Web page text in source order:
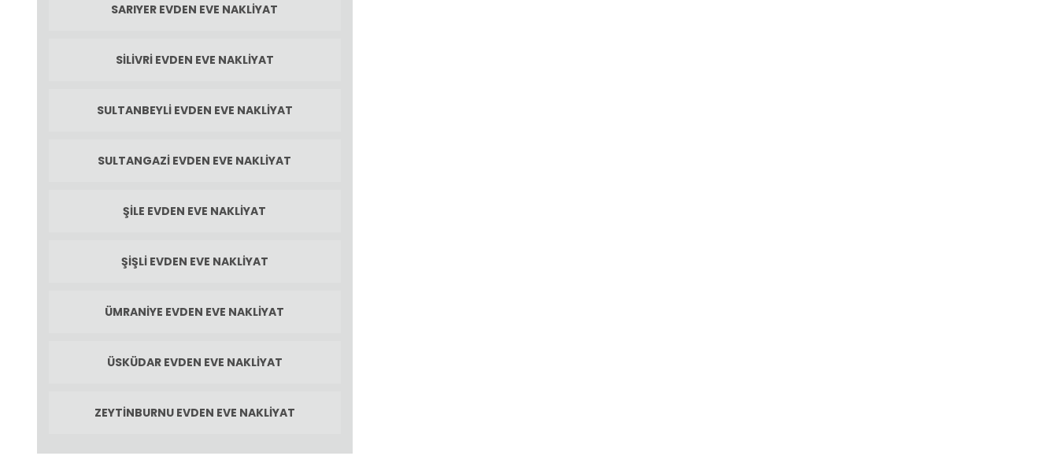
SARIYER EVDEN EVE NAKLIYAT
SILIVRI EVDEN EVE NAKLIYAT
SULTANBEYLI EVDEN EVE NAKLIYAT
SULTANGAZI EVDEN EVE NAKLIYAT
ŞILE EVDEN EVE NAKLIYAT
ŞIŞLI EVDEN EVE NAKLIYAT
ÜMRANIYE EVDEN EVE NAKLIYAT
ÜSKÜDAR EVDEN EVE NAKLIYAT
ZEYTINBURNU EVDEN EVE NAKLIYAT